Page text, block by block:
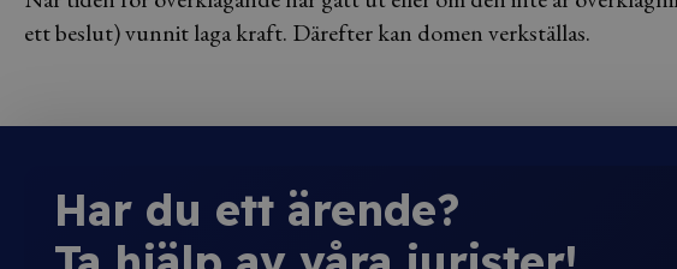
ett beslut) vunnit laga kraft. Därefter kan domen verkställas.
Har du ett ärende?